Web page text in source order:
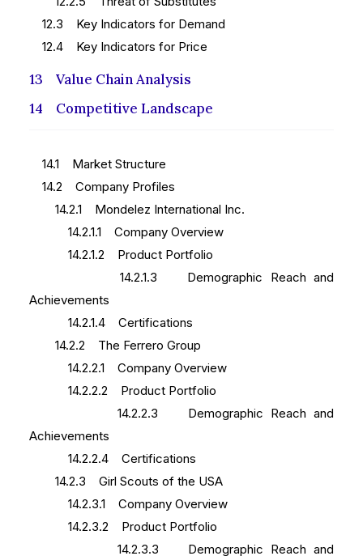
12.3 Key Indicators for Demand
12.4 Key Indicators for Price
13 Value Chain Analysis
14 Competitive Landscape
14.1 Market Structure
14.2 Company Profiles
14.2.1 Mondelez International Inc.
14.2.1.1 Company Overview
14.2.1.2 Product Portfolio
14.2.1.3 Demographic Reach and
Achievements
14.2.1.4 Certifications
14.2.2 The Ferrero Group
14.2.2.1 Company Overview
14.2.2.2 Product Portfolio
14.2.2.3 Demographic Reach and
Achievements
14.2.2.4 Certifications
14.2.3 Girl Scouts of the USA
14.2.3.1 Company Overview
14.2.3.2 Product Portfolio
14.2.3.3 Demographic Reach and